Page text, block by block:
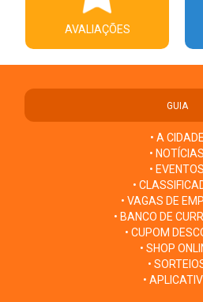
AVALIAÇÕES
GUIA
• A CIDADE
• NOTÍCIAS
• EVENTOS
•
• VAGAS DE
• BANCO DE
• CUPOM
• SHOP
•
•